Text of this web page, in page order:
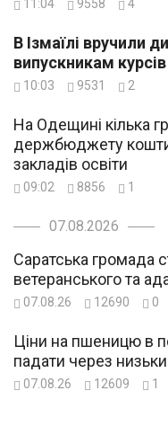
11:04 9558 4
В Ізмаїлі вручили
випускникам
10:03 9531 2
На Одещині кілька
держбюджету кошти
закладів освіти
09:02 8856 1
07.08.2026
Саратська громада
ветеранського та
07.08.26 12690 0
Ціни на пшеницю в
падати через
07.08.26 12609 1